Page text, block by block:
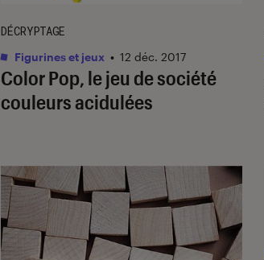
Color Pop, le jeu de société
couleurs acidulées
DÉCRYPTAGE
Figurines et jeux • 12 déc. 2017